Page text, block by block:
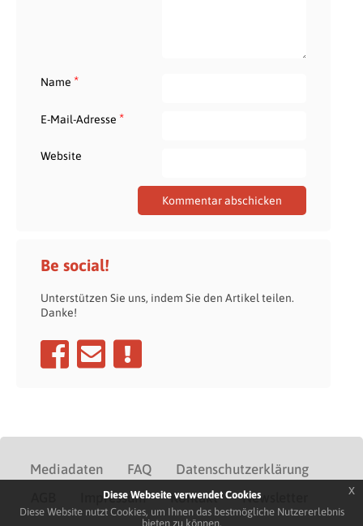
Name *
E-Mail-Adresse *
Website
Be social!
Unterstützen Sie uns, indem Sie den Artikel teilen.
Danke!
Mediadaten FAQ
Datenschutzerklärung
Impressum Kontakt Newsletter
Diese Webseite verwendet Cookies
Diese Website nutzt Cookies, um Ihnen das bestmögliche Nutzererlebnis
bieten zu können.
x